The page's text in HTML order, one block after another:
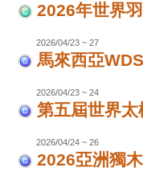
2026年世界
2026/04/23 ~ 27
馬來西亞
2026/04/23 ~ 24
第五屆世界
2026/04/24 ~ 26
2026亞洲獨